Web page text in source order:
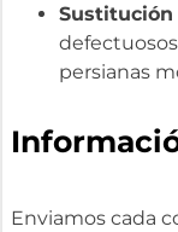
persianas
Enviamos cada